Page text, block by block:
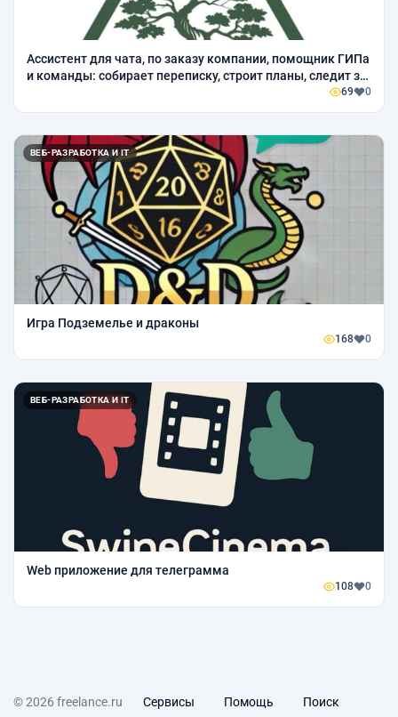
Ассистент для чата, по заказу компании, помощник ГИПа
и команды: собирает переписку, строит планы, следит за
69 0
ВЕБ-РАЗРАБОТКА И IT
Игра Подземелье и драконы
168 0
ВЕБ-РАЗРАБОТКА И IT
Web приложение для телеграмма
108 0
© 2026 freelance.ru Сервисы Помощь Поиск